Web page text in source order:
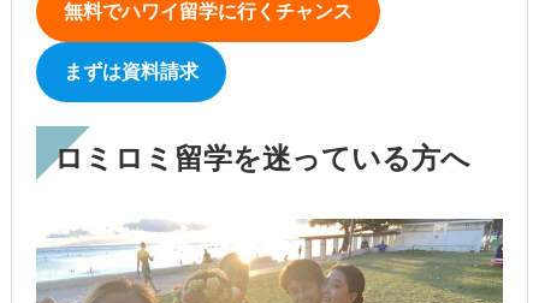
無料でハワイ留学に行くチャンス
まずは資料請求
ロミロミ留学を迷っている方へ